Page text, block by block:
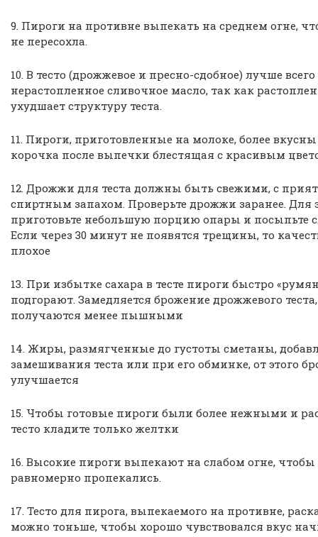
9. Пироги на противне выпекать на среднем огне,
не пересохла.
10. В тесто (дрожжевое и пресно-сдобное) лучше
нерастопленное сливочное масло, так как
ухудшает структуру теста.
11. Пироги, приготовленные на молоке, более
корочка после выпечки блестящая с красивым
12. Дрожжи для теста должны быть свежими, с
спиртным запахом. Проверьте дрожжи заранее. Для
приготовьте небольшую порцию опары и посыпьте
Если через 30 минут не появятся трещины, то
плохое
13. При избытке сахара в тесте пироги быстро
подгорают. Замедляется брожение дрожжевого
получаются менее пышными
14. Жиры, размягченные до густоты сметаны,
замешивания теста или при его обминке, от этого
улучшается
15. Чтобы готовые пироги были более нежными и
тесто кладите только желтки
16. Высокие пироги выпекают на слабом огне,
равномерно пропекались.
17. Тесто для пирога, выпекаемого на противне,
можно тоньше, чтобы хорошо чувствовался вкус